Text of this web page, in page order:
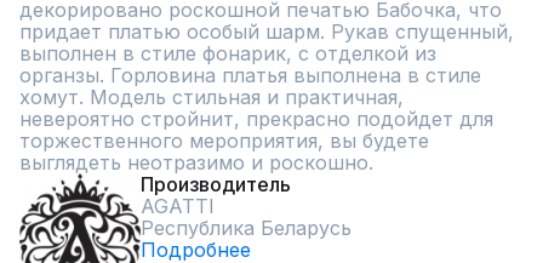
декорировано роскошной печатью Бабочка, что
придает платью особый шарм. Рукав спущенный,
выполнен в стиле фонарик, с отделкой из
органзы. Горловина платья выполнена в стиле
хомут. Модель стильная и практичная,
невероятно стройнит, прекрасно подойдет для
торжественного мероприятия, вы будете
выглядеть неотразимо и роскошно.
Производитель
AGATTI
Республика Беларусь
Подробнее